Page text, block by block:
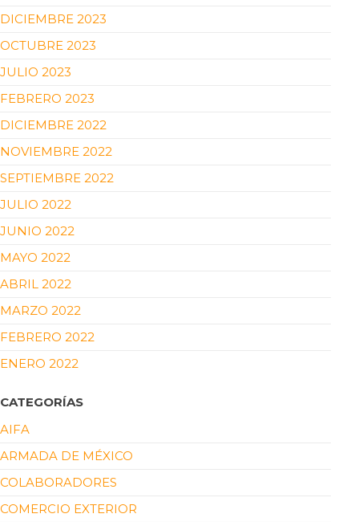
DICIEMBRE 2023
OCTUBRE 2023
JULIO 2023
FEBRERO 2023
DICIEMBRE 2022
NOVIEMBRE 2022
SEPTIEMBRE 2022
JULIO 2022
JUNIO 2022
MAYO 2022
ABRIL 2022
MARZO 2022
FEBRERO 2022
ENERO 2022
CATEGORÍAS
AIFA
ARMADA DE MÉXICO
COLABORADORES
COMERCIO EXTERIOR